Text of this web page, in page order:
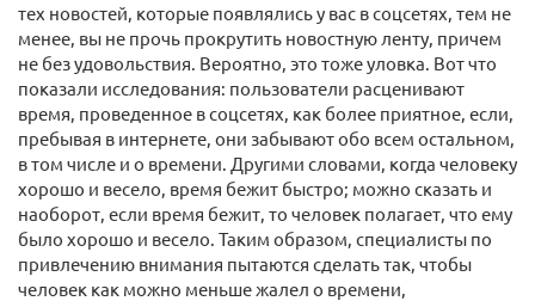
тех новостей, которые появлялись у вас в соцсетях, тем не
менее, вы не прочь прокрутить новостную ленту, причем
не без удовольствия. Вероятно, это тоже уловка. Вот что
показали исследования: пользователи расценивают
время, проведенное в соцсетях, как более приятное, если,
пребывая в интернете, они забывают обо всем остальном,
в том числе и о времени. Другими словами, когда человеку
хорошо и весело, время бежит быстро; можно сказать и
наоборот, если время бежит, то человек полагает, что ему
было хорошо и весело. Таким образом, специалисты по
привлечению внимания пытаются сделать так, чтобы
человек как можно меньше жалел о времени,